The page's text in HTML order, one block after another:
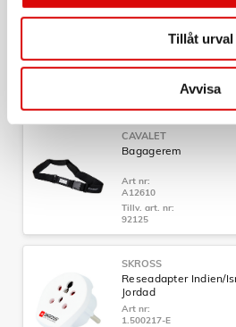
Tillåt urval
Avvisa
CAVALET
Nackkudde Komfort
A12614
CAVALET
Bagagerem
Art nr:
A12610
Tillv. art. nr:
92125
SKROSS
Reseadapter Indien/
Jordad
Art nr:
1.500217-E